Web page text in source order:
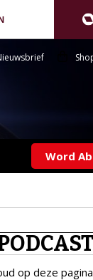
Word
op deze